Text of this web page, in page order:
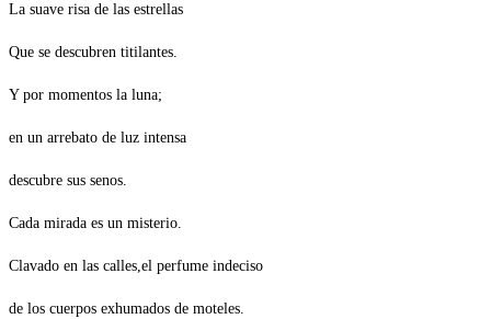
La suave risa de las estrellas
Que se descubren titilantes.
Y por momentos la luna;
en un arrebato de luz intensa
descubre sus senos.
Cada mirada es un misterio.
Clavado en las calles,el perfume indeciso
de los cuerpos exhumados de moteles.